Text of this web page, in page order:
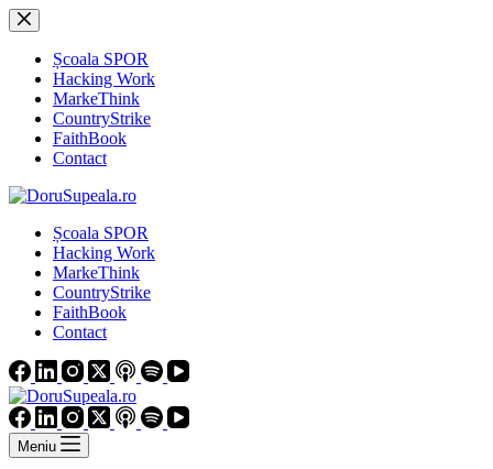
Sari
la
conținutȘcoala SPOR
Hacking Work
MarkeThink
CountryStrike
FaithBook
Contact
Școala SPOR
Hacking Work
MarkeThink
CountryStrike
FaithBook
Contact
Meniu